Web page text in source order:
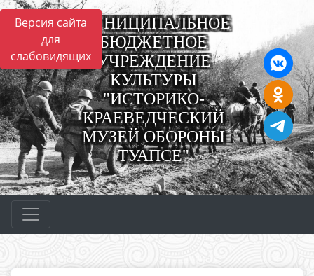
Версия сайта
для
слабовидящих
МУНИЦИПАЛЬНОЕ
БЮДЖЕТНОЕ
УЧРЕЖДЕНИЕ
КУЛЬТУРЫ
"ИСТОРИКО-
КРАЕВЕДЧЕСКИЙ
МУЗЕЙ ОБОРОНЫ
ТУАПСЕ"